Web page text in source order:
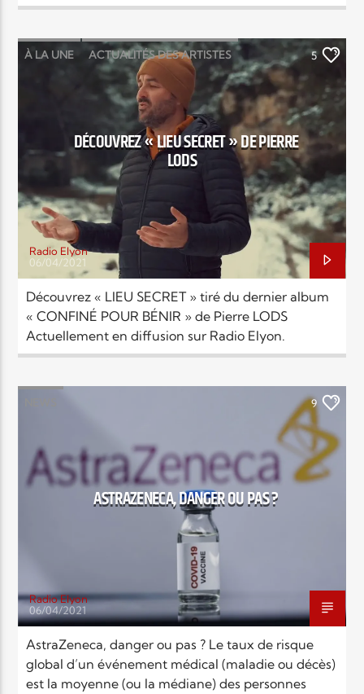
À LA UNE ACTUALITÉS DES ARTISTES
LOUANGE MUSIC MUSIC NEWS
5
DÉCOUVREZ « LIEU SECRET » DE PIERRE
LODS
Radio Elyon
06/04/2021
Découvrez « LIEU SECRET » tiré du dernier album
« CONFINÉ POUR BÉNIR » de Pierre LODS
Actuellement en diffusion sur Radio Elyon.
9
ASTRAZENECA, DANGER OU PAS ?
Radio Elyon
06/04/2021
AstraZeneca, danger ou pas ? Le taux de risque
global d’un événement médical (maladie ou décès)
est la moyenne (ou la médiane) des personnes